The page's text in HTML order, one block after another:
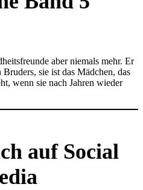
aber niemals mehr. Er
sie ist das Mädchen, das
wenn sie nach Jahren wieder
auf Social